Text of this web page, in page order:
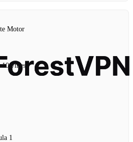
Motor
10€/mes
1